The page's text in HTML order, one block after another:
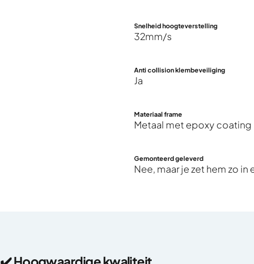
Snelheid hoogteverstelling
32mm/s
Anti collision klembeveiliging
Ja
Materiaal frame
Metaal met epoxy coating
Gemonteerd geleverd
Nee, maar je zet hem zo in